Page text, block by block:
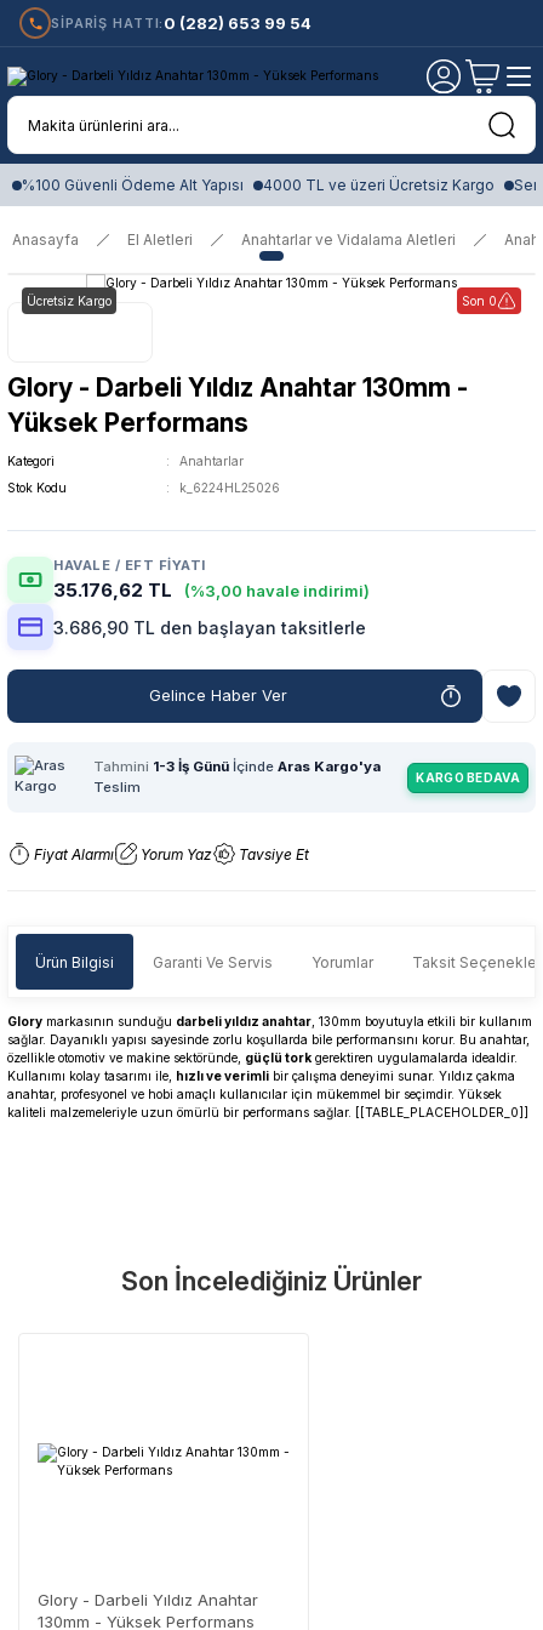
SİPARİŞ HATTI: 0 (282) 653 99 54
%100 Güvenli Ödeme Alt Yapısı 4000 TL ve üzeri Ücretsiz Kargo
Anasayfa El Aletleri Anahtarlar ve Vidalama Aletleri
Ücretsiz Kargo Son 0
Glory - Darbeli Yıldız Anahtar 130mm -
Yüksek Performans
Kategori
Anahtarlar
Stok Kodu
k_6224HL25026
HAVALE / EFT FIYATI
35.176,62 TL (%3,00 havale indirimi)
3.686,90 TL den başlayan taksitlerle
Gelince Haber Ver
Tahmini 1-3 İş Günü İçinde Aras Kargo'ya
Teslim
KARGO BEDAVA
Fiyat Alarmı Yorum Yaz Tavsiye Et
Ürün Bilgisi Garanti Ve Servis Yorumlar Taksit
Glory markasının sunduğu darbeli yıldız anahtar , 130mm boyutuyla etkili bir kullanım
sağlar. Dayanıklı yapısı sayesinde zorlu koşullarda bile performansını korur. Bu anahtar,
özellikle otomotiv ve makine sektöründe, güçlü tork gerektiren uygulamalarda idealdir.
Kullanımı kolay tasarımı ile, hızlı ve verimli bir çalışma deneyimi sunar. Yıldız çakma
anahtar, profesyonel ve hobi amaçlı kullanıcılar için mükemmel bir seçimdir. Yüksek
kaliteli malzemeleriyle uzun ömürlü bir performans sağlar. [[TABLE_PLACEHOLDER_0]]
Tüm ürünlerimiz üretici firma garantisi altındadır. Size en yakın
Orijinal garanti belgeli ürünler
Yorum Yaz
Son İncelediğiniz Ürünler
Glory - Darbeli Yıldız Anahtar
130mm - Yüksek Performans